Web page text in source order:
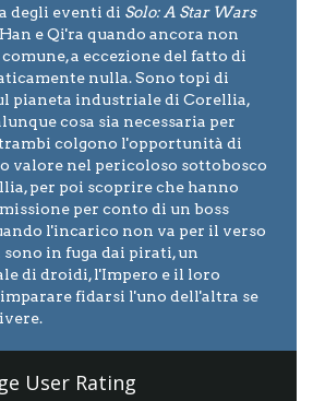
degli eventi di Solo: A Star Wars
e Qi'ra quando ancora non
a eccezione del fatto di
nulla. Sono topi di
pianeta industriale di Corellia,
cosa sia necessaria per
colgono l'opportunità di
valore nel pericoloso sottobosco
per poi scoprire che hanno
per conto di un boss
l'incarico non va per il verso
sono in fuga dai pirati, un
di droidi, l'Impero e il loro
fidarsi l'uno dell'altra se
User Rating